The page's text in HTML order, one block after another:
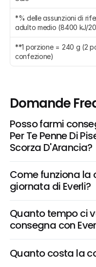
*% delle assunzioni di
adulto medio (8400 kJ/
**1 porzione = 240 g (2
confezione)
Domande
Posso farmi
Per Te Penne Di
Scorza D'Arancia?
Come funziona la
giornata di Everli?
Quanto tempo ci
consegna con
Quanto costa la